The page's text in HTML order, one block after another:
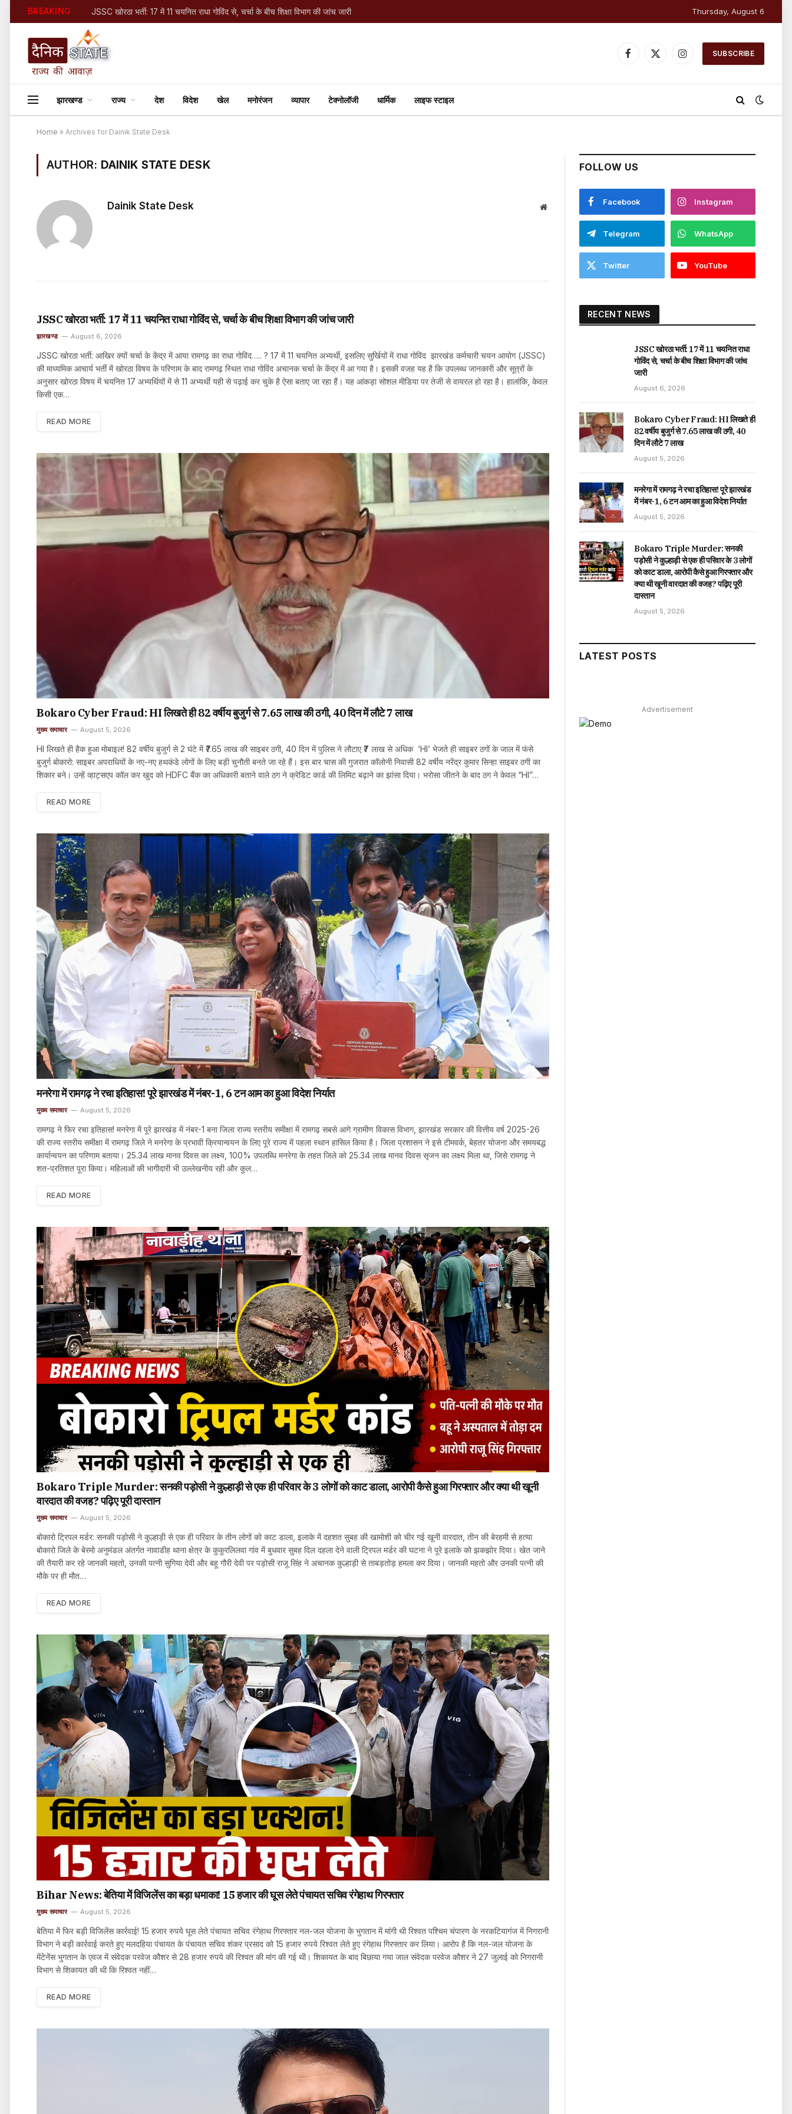
BREAKING Thursday, August 6
Facebook
X
Instagram
SUBSCRIBE
झारखण्ड राज्य देश विदेश खेल मनोरंजन व्यापार टेक्नोलॉजी धार्मिक लाइफ स्टाइल
Home » Archives for Dainik State Desk
AUTHOR: DAINIK STATE DESK
Dainik State Desk Website
JSSC खोरठा भर्ती: 17 में 11 चयनित राधा गोविंद से, चर्चा के बीच शिक्षा विभाग की जांच जारी
झारखण्ड August 6, 2026
JSSC खोरठा भर्ती: आखिर क्यों चर्चा के केंद्र में आया रामगढ़ का राधा गोविंद….. ? 17 में 11 चयनित अभ्यर्थी, इसलिए सुर्खियों में राधा गोविंद झारखंड कर्मचारी चयन आयोग (JSSC)
की माध्यमिक आचार्य भर्ती में खोरठा विषय के परिणाम के बाद रामगढ़ स्थित राधा गोविंद अचानक चर्चा के केंद्र में आ गया है। इसकी वजह यह है कि उपलब्ध जानकारी और सूत्रों के
अनुसार खोरठा विषय में चयनित 17 अभ्यर्थियों में से 11 अभ्यर्थी यही से पढ़ाई कर चुके है ऐसा बताए जा रहा हैं। यह आंकड़ा सोशल मीडिया पर तेजी से वायरल हो रहा है। हालांकि, केवल
किसी एक…
READ MORE
Bokaro Cyber Fraud: HI लिखते ही 82 वर्षीय बुजुर्ग से ₹7.65 लाख की ठगी, 40 दिन में लौटे ₹7 लाख
मुख्य समाचार August 5, 2026
HI लिखते ही हैक हुआ मोबाइल! 82 वर्षीय बुजुर्ग से 2 घंटे में ₹7.65 लाख की साइबर ठगी, 40 दिन में पुलिस ने लौटाए ₹7 लाख से अधिक ‘HI’ भेजते ही साइबर ठगों के जाल में फंसे
बुजुर्ग बोकारो: साइबर अपराधियों के नए-नए हथकंडे लोगों के लिए बड़ी चुनौती बनते जा रहे हैं। इस बार चास की गुजरात कॉलोनी निवासी 82 वर्षीय नरेंद्र कुमार सिन्हा साइबर ठगी का
शिकार बने। उन्हें व्हाट्सएप कॉल कर खुद को HDFC बैंक का अधिकारी बताने वाले ठग ने क्रेडिट कार्ड की लिमिट बढ़ाने का झांसा दिया। भरोसा जीतने के बाद ठग ने केवल “HI”…
READ MORE
मनरेगा में रामगढ़ ने रचा इतिहास! पूरे झारखंड में नंबर-1, 6 टन आम का हुआ विदेश निर्यात
मुख्य समाचार August 5, 2026
रामगढ़ ने फिर रचा इतिहास! मनरेगा में पूरे झारखंड में नंबर-1 बना जिला राज्य स्तरीय समीक्षा में रामगढ़ सबसे आगे ग्रामीण विकास विभाग, झारखंड सरकार की वित्तीय वर्ष 2025-26
की राज्य स्तरीय समीक्षा में रामगढ़ जिले ने मनरेगा के प्रभावी क्रियान्वयन के लिए पूरे राज्य में पहला स्थान हासिल किया है। जिला प्रशासन ने इसे टीमवर्क, बेहतर योजना और समयबद्ध
कार्यान्वयन का परिणाम बताया। 25.34 लाख मानव दिवस का लक्ष्य, 100% उपलब्धि मनरेगा के तहत जिले को 25.34 लाख मानव दिवस सृजन का लक्ष्य मिला था, जिसे रामगढ़ ने
शत-प्रतिशत पूरा किया। महिलाओं की भागीदारी भी उल्लेखनीय रही और कुल…
READ MORE
Bokaro Triple Murder: सनकी पड़ोसी ने कुल्हाड़ी से एक ही परिवार के 3 लोगों को काट डाला, आरोपी कैसे हुआ गिरफ्तार और क्या थी खूनी
वारदात की वजह? पढ़िए पूरी दास्तान
मुख्य समाचार August 5, 2026
बोकारो ट्रिपल मर्डर: सनकी पड़ोसी ने कुल्हाड़ी से एक ही परिवार के तीन लोगों को काट डाला, इलाके में दहशत सुबह की खामोशी को चीर गई खूनी वारदात, तीन की बेरहमी से हत्या
बोकारो जिले के बेरमो अनुमंडल अंतर्गत नावाडीह थाना क्षेत्र के कुकुरलिलवा गांव में बुधवार सुबह दिल दहला देने वाली ट्रिपल मर्डर की घटना ने पूरे इलाके को झकझोर दिया। खेत जाने
की तैयारी कर रहे जानकी महतो, उनकी पत्नी सुगिया देवी और बहू गौरी देवी पर पड़ोसी राजू सिंह ने अचानक कुल्हाड़ी से ताबड़तोड़ हमला कर दिया। जानकी महतो और उनकी पत्नी की
मौके पर ही मौत…
READ MORE
Bihar News: बेतिया में विजिलेंस का बड़ा धमाका! 15 हजार की घूस लेते पंचायत सचिव रंगेहाथ गिरफ्तार
मुख्य समाचार August 5, 2026
बेतिया में फिर बड़ी विजिलेंस कार्रवाई! 15 हजार रुपये घूस लेते पंचायत सचिव रंगेहाथ गिरफ्तार नल-जल योजना के भुगतान में मांगी थी रिश्वत पश्चिम चंपारण के नरकटियागंज में निगरानी
विभाग ने बड़ी कार्रवाई करते हुए मलदहिया पंचायत के पंचायत सचिव शंकर प्रसाद को 15 हजार रुपये रिश्वत लेते हुए रंगेहाथ गिरफ्तार कर लिया। आरोप है कि नल-जल योजना के
मेंटेनेंस भुगतान के एवज में संवेदक परवेज कौशर से 28 हजार रुपये की रिश्वत की मांग की गई थी। शिकायत के बाद बिछाया गया जाल संवेदक परवेज कौशर ने 27 जुलाई को निगरानी
विभाग से शिकायत की थी कि रिश्वत नहीं…
READ MORE
FOLLOW US
Facebook Instagram
Telegram WhatsApp
Twitter YouTube
RECENT NEWS
JSSC खोरठा भर्ती: 17 में 11 चयनित राधा
गोविंद से, चर्चा के बीच शिक्षा विभाग की जांच
जारी
August 6, 2026
Bokaro Cyber Fraud: HI लिखते ही
82 वर्षीय बुजुर्ग से ₹7.65 लाख की ठगी, 40
दिन में लौटे ₹7 लाख
August 5, 2026
मनरेगा में रामगढ़ ने रचा इतिहास! पूरे झारखंड
में नंबर-1, 6 टन आम का हुआ विदेश निर्यात
August 5, 2026
Bokaro Triple Murder: सनकी
पड़ोसी ने कुल्हाड़ी से एक ही परिवार के 3 लोगों
को काट डाला, आरोपी कैसे हुआ गिरफ्तार और
क्या थी खूनी वारदात की वजह? पढ़िए पूरी
दास्तान
August 5, 2026
LATEST POSTS
Advertisement